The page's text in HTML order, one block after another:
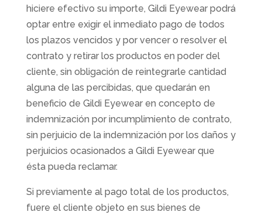
hiciere efectivo su importe, Gildi Eyewear podrá
optar entre exigir el inmediato pago de todos
los plazos vencidos y por vencer o resolver el
contrato y retirar los productos en poder del
cliente, sin obligación de reintegrarle cantidad
alguna de las percibidas, que quedarán en
beneficio de Gildi Eyewear en concepto de
indemnización por incumplimiento de contrato,
sin perjuicio de la indemnización por los daños y
perjuicios ocasionados a Gildi Eyewear que
ésta pueda reclamar.
Si previamente al pago total de los productos,
fuere el cliente objeto en sus bienes de